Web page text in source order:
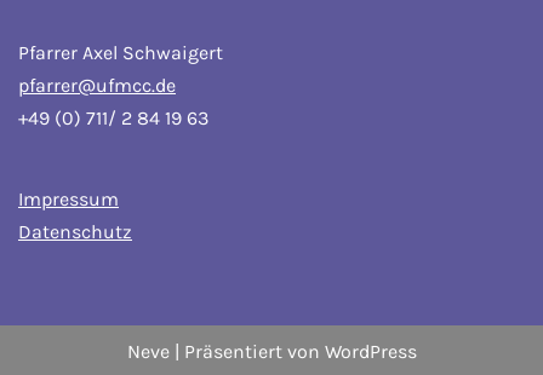
Pfarrer Axel Schwaigert
pfarrer@ufmcc.de
+49 (0) 711/ 2 84 19 63
Impressum
Datenschutz
Neve| Präsentiert von WordPress